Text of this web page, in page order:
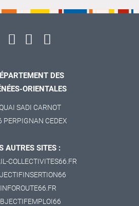
DES
ORIENTALES
SADI CARNOT
PERPIGNAN CEDEX
AUTRES SITES :
COLLECTIVITES66.FR
INFOROUTE66.FR